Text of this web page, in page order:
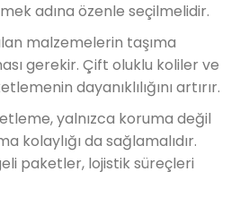
adına özenle seçilmelidir.
malzemelerin taşıma
gerekir. Çift oluklu koliler ve
dayanıklılığını artırır.
yalnızca koruma değil
kolaylığı da sağlamalıdır.
paketler, lojistik süreçleri